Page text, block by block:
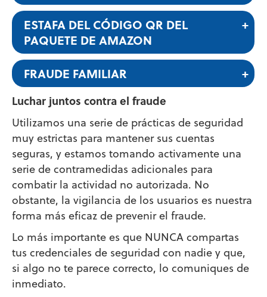
ESTAFA DEL CÓDIGO QR DEL
PAQUETE DE AMAZON
FRAUDE FAMILIAR
Luchar juntos contra el fraude
Utilizamos una serie de prácticas de seguridad
muy estrictas para mantener sus cuentas
seguras, y estamos tomando activamente una
serie de contramedidas adicionales para
combatir la actividad no autorizada. No
obstante, la vigilancia de los usuarios es nuestra
forma más eficaz de prevenir el fraude.
Lo más importante es que NUNCA compartas
tus credenciales de seguridad con nadie y que,
si algo no te parece correcto, lo comuniques de
inmediato.